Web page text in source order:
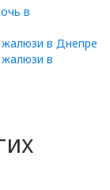
в
жалюзи в Днепре
жалюзи в